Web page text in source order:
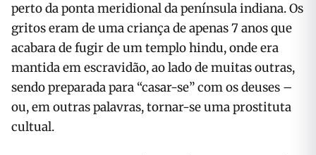
perto da ponta meridional da península indiana. Os
gritos eram de uma criança de apenas 7 anos que
acabara de fugir de um templo hindu, onde era
mantida em escravidão, ao lado de muitas outras,
sendo preparada para “casar-se” com os deuses –
ou, em outras palavras, tornar-se uma prostituta
cultual.